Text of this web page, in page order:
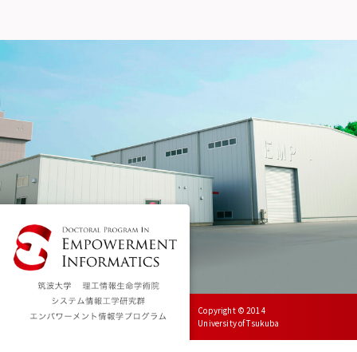
Copyright © 2014
University of Tsukuba